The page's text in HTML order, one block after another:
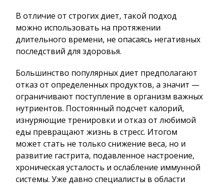
В отличие от строгих диет, такой подход
можно использовать на протяжении
длительного времени, не опасаясь негативных
последствий для здоровья.
Большинство популярных диет предполагают
отказ от определенных продуктов, а значит —
ограничивают поступление в организм важных
нутриентов. Постоянный подсчет калорий,
изнуряющие тренировки и отказ от любимой
еды превращают жизнь в стресс. Итогом
может стать не только снижение веса, но и
развитие гастрита, подавленное настроение,
хроническая усталость и ослабление иммунной
системы. Уже давно специалисты в области